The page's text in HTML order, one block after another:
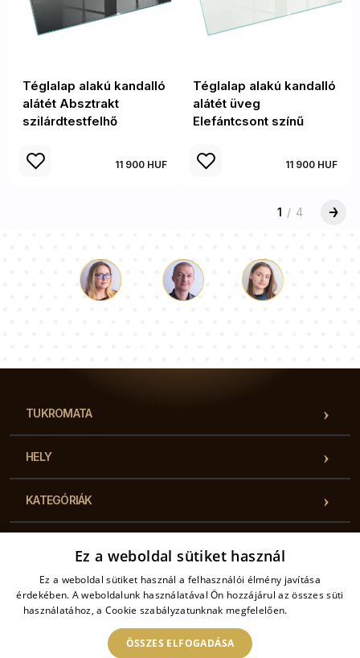
Téglalap alakú kandalló
alátét Absztrakt
szilárdtestfelhő
11 900 HUF
Téglalap alakú kandalló
alátét üveg
Elefántcsont színű
11 900 HUF
1 / 4
TUKROMATA
HELY
KATEGÓRIÁK
KAPCSOLAT
Ez a weboldal sütiket használ
Ez a weboldal sütiket használ a felhasználói élmény javítása
érdekében. A weboldalunk használatával Ön hozzájárul az összes süti
használatához, a Cookie szabályzatunknak megfelelően.
ÖSSZES ELFOGADÁSA